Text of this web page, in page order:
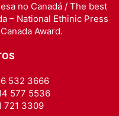
no Canadá / The best
– National Ethinic Press
Award.
532 3666
577 5536
721 3309